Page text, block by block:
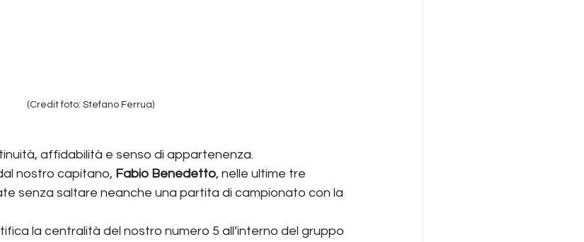
(Credit foto: Stefano Ferrua)
affidabilità e senso di appartenenza.
nostro capitano, Fabio Benedetto, nelle ultime tre
senza saltare neanche una partita di campionato con la
la centralità del nostro numero 5 all’interno del gruppo